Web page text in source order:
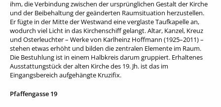
ihm, die Verbindung zwischen der ursprünglichen Gestalt der Kirche
und der Beibehaltung der geänderten Raumsituation herzustellen.
Er fügte in der Mitte der Westwand eine verglaste Taufkapelle an,
wodurch viel Licht in das Kirchenschiff gelangt. Altar, Kanzel, Kreuz
und Osterleuchter – Werke von Karlheinz Hoffmann (1925–2011) –
stehen etwas erhöht und bilden die zentralen Elemente im Raum.
Die Bestuhlung ist in einem Halbkreis darum gruppiert. Erhaltenes
Ausstattungstück der alten Kirche des 19. Jh. ist das im
Eingangsbereich aufgehängte Kruzifix.
Pfaffengasse 19